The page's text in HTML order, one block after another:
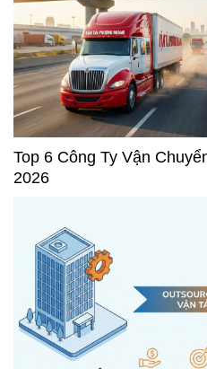
Top 6 Công Ty Vận
2026